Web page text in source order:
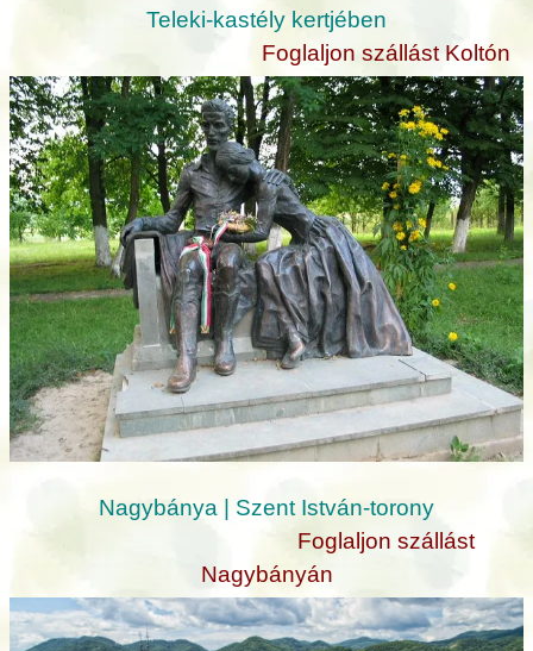
Teleki-kastély kertjében
Foglaljon szállást Koltón
Nagybánya | Szent István-torony
Foglaljon szállást
Nagybányán